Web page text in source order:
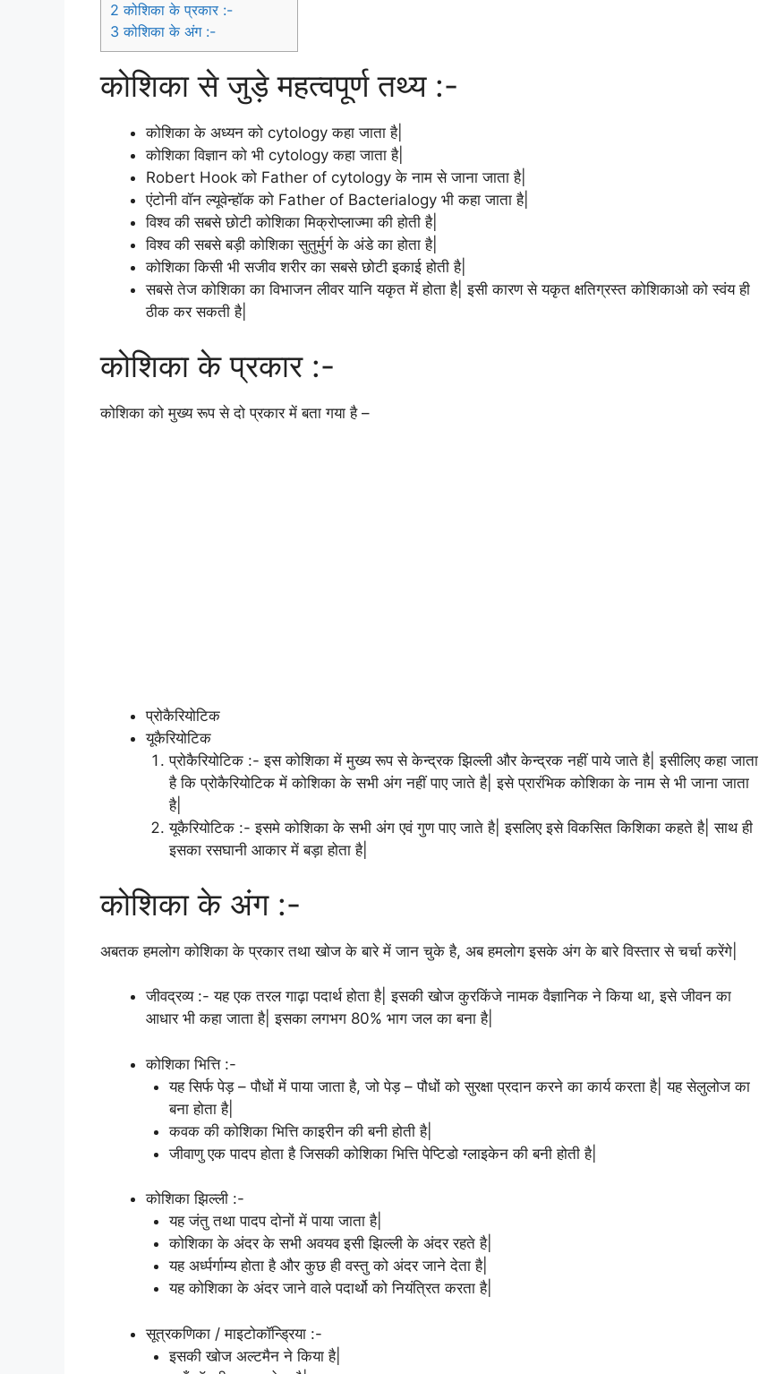
2 कोशिका के प्रकार :-
3 कोशिका के अंग :-
कोशिका से जुड़े महत्वपूर्ण तथ्य :-
कोशिका के अध्यन को cytology कहा जाता है|
कोशिका विज्ञान को भी cytology कहा जाता है|
Robert Hook को Father of cytology के नाम से जाना जाता है|
एंटोनी वॉन ल्यूवेन्हॉक को Father of Bacterialogy भी कहा जाता है|
विश्व की सबसे छोटी कोशिका मिक्रोप्लाज्मा की होती है|
विश्व की सबसे बड़ी कोशिका सुतुर्मुर्ग के अंडे का होता है|
कोशिका किसी भी सजीव शरीर का सबसे छोटी इकाई होती है|
सबसे तेज कोशिका का विभाजन लीवर यानि यकृत में होता है| इसी कारण से यकृत क्षतिग्रस्त कोशिकाओ को स्वंय ही
ठीक कर सकती है|
कोशिका के प्रकार :-
कोशिका को मुख्य रूप से दो प्रकार में बता गया है –
प्रोकैरियोटिक
यूकैरियोटिक
प्रोकैरियोटिक :- इस कोशिका में मुख्य रूप से केन्द्रक झिल्ली और केन्द्रक नहीं पाये जाते है| इसीलिए कहा जाता
है कि प्रोकैरियोटिक में कोशिका के सभी अंग नहीं पाए जाते है| इसे प्रारंभिक कोशिका के नाम से भी जाना जाता
है|
यूकैरियोटिक :- इसमे कोशिका के सभी अंग एवं गुण पाए जाते है| इसलिए इसे विकसित किशिका कहते है| साथ ही
इसका रसघानी आकार में बड़ा होता है|
कोशिका के अंग :-
अबतक हमलोग कोशिका के प्रकार तथा खोज के बारे में जान चुके है, अब हमलोग इसके अंग के बारे विस्तार से चर्चा करेंगे|
जीवद्रव्य :- यह एक तरल गाढ़ा पदार्थ होता है| इसकी खोज कुरकिंजे नामक वैज्ञानिक ने किया था, इसे जीवन का
आधार भी कहा जाता है| इसका लगभग 80% भाग जल का बना है|
कोशिका भित्ति :-
यह सिर्फ पेड़ – पौधों में पाया जाता है, जो पेड़ – पौधों को सुरक्षा प्रदान करने का कार्य करता है| यह सेलुलोज का
बना होता है|
कवक की कोशिका भित्ति काइरीन की बनी होती है|
जीवाणु एक पादप होता है जिसकी कोशिका भित्ति पेप्टिडो ग्लाइकेन की बनी होती है|
कोशिका झिल्ली :-
यह जंतु तथा पादप दोनों में पाया जाता है|
कोशिका के अंदर के सभी अवयव इसी झिल्ली के अंदर रहते है|
यह अर्ध्पर्गाम्य होता है और कुछ ही वस्तु को अंदर जाने देता है|
यह कोशिका के अंदर जाने वाले पदार्थो को नियंत्रित करता है|
सूत्रकणिका / माइटोकॉन्ड्रिया :-
इसकी खोज अल्टमैन ने किया है|